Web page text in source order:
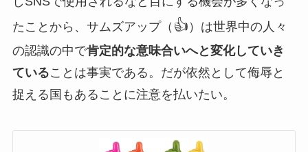
たことから、サムズアップ（ 👍 ）は世界中の人々
の認識の中で肯定的な意味合いへと変化していき
ていることは事実である。だが依然として侮辱と
捉える国もあることに注意を払いたい。